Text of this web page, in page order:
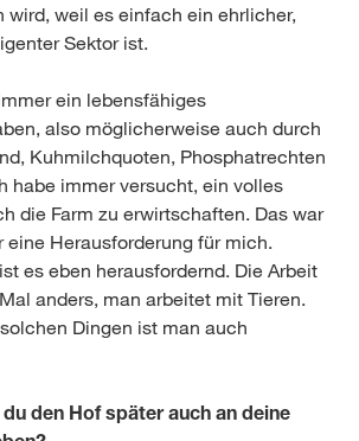
wird, weil es einfach ein ehrlicher,
Sektor ist.
ein lebensfähiges
also möglicherweise auch durch
Kuhmilchquoten, Phosphatrechten
habe immer versucht, ein volles
die Farm zu erwirtschaften. Das war
Herausforderung für mich.
es eben herausfordernd. Die Arbeit
anders, man arbeitet mit Tieren.
Dingen ist man auch
den Hof später auch an deine